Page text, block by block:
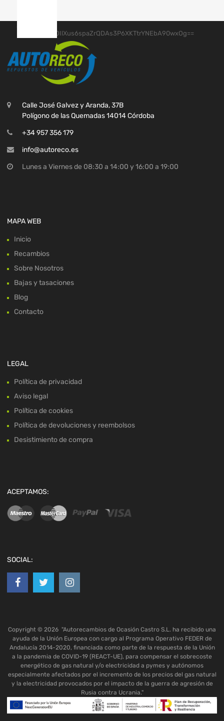
Calle José Galvez y Aranda, 37B
Polígono de las Quemadas 14014 Córdoba
+34 957 356 179
info@autoreco.es
Lunes a Viernes de 08:30 a 14:00 y 16:00 a 19:00
MAPA WEB
Inicio
Recambios
Sobre Nosotros
Bajas y tasaciones
Blog
Contacto
LEGAL
Política de privacidad
Aviso legal
Política de cookies
Política de devoluciones y reembolsos
Desistimiento de compra
ACEPTAMOS:
SOCIAL:
Copyright © 2026 "Autorecambios de Ocasión Castro S.L. ha recibido una
ayuda de la Unión Europea con cargo al Programa Operativo FEDER de
Andalucía 2014-2020, financiada como parte de la respuesta de la Unión
a la pandemia de COVID-19 (REACT-UE), para compensar el sobrecoste
energético de gas natural y/o electricidad a pymes y autónomos
especialmente afectados por el incremento de los precios del gas natural
y la electricidad provocados por el impacto de la guerra de agresión de
Rusia contra Ucrania."